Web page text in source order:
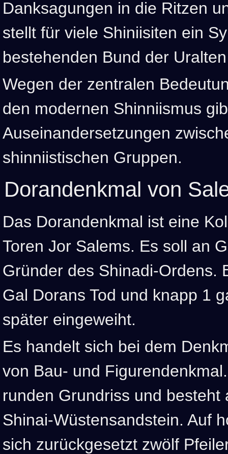
Danksagungen in die Ritzen
stellt für viele Shiniisiten ein
bestehenden Bund der
Wegen der zentralen
den modernen Shinniismus
Auseinandersetzungen
shinniistischen Gruppen.
Dorandenkmal von
Das Dorandenkmal ist eine
Toren Jor Salems. Es soll an
Gründer des Shinadi-Ordens.
Gal Dorans Tod und knapp 1
später eingeweiht.
Es handelt sich bei dem
von Bau- und
runden Grundriss und besteht
Shinai-Wüstensandstein. Auf
sich zurückgesetzt zwölf